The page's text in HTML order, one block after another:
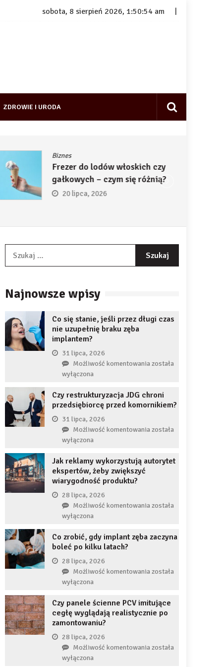
sobota, 8 sierpień 2026, 1:50:55 am
ZDROWIE I URODA
Biznes
Frezer do lodów włoskich czy
gałkowych – czym się różnią?
20 lipca, 2026
Najnowsze wpisy
Co się stanie, jeśli przez długi czas
nie uzupełnię braku zęba
implantem?
31 lipca, 2026
Możliwość komentowaniaCo
jeśli
przez
czas
braku
zęba
została
wyłączona
Czy restrukturyzacja JDG chroni
przedsiębiorcę przed komornikiem?
31 lipca, 2026
Możliwość komentowaniaCzy
chroni
została
wyłączona
Jak reklamy wykorzystują autorytet
ekspertów, żeby zwiększyć
wiarygodność produktu?
28 lipca, 2026
Możliwość komentowaniaJak
autorytet
zwiększyć
została
wyłączona
Co zrobić, gdy implant zęba zaczyna
boleć po kilku latach?
28 lipca, 2026
Możliwość komentowaniaCo
implant
zęba
została
wyłączona
Czy panele ścienne PCV imitujące
cegłę wyglądają realistycznie po
zamontowaniu?
28 lipca, 2026
Możliwość komentowaniaCzy
została
wyłączona